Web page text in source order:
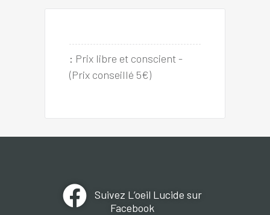
: Prix libre et conscient -
(Prix conseillé 5€)
Suivez L’oeil Lucide sur
Facebook